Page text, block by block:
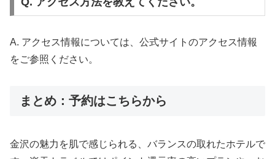
A. アクセス情報については、公式サイトのアクセス情報
をご参照ください。
まとめ：予約はこちらから
金沢の魅力を肌で感じられる、バランスの取れたホテルで